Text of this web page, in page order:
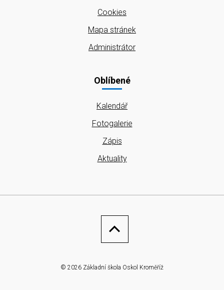
Cookies
Mapa stránek
Administrátor
Oblíbené
Kalendář
Fotogalerie
Zápis
Aktuality
© 2026 Základní škola Oskol Kroměříž